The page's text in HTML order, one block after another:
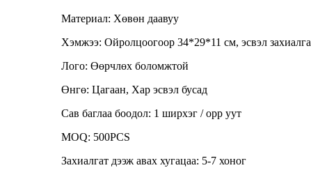
Материал: Хөвөн даавуу
Хэмжээ: Ойролцоогоор 34*29*11 см, эсвэл
Лого: Өөрчлөх боломжтой
Өнгө: Цагаан, Хар эсвэл бусад
Сав баглаа боодол: 1 ширхэг / opp уут
MOQ: 500PCS
Захиалгат дээж авах хугацаа: 5-7 хоног